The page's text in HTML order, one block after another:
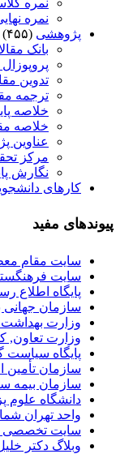
نمره
نمره
پژوهشی (۴۵۵)
بانک
تدوین
ترجمه
خلاصه
خلاصه
عناوین
مرکز
نگارش
کارهای
پیوندهای مفید
سایت مقام
سایت
پایگاه اطلاع
سازمان جهانی
وزارت
وزارت تعاون,
پایگاه
سازمان تأمین
سازمان بیمه
دانشگاه علوم
واحد تهران
سایت تخصصی
وبلاگ دکتر